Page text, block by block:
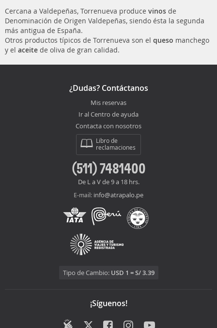
Cercana a Valdepeñas, Torrenueva produce vinos de
Denominación de Origen Valdepeñas, siendo ésta la segunda
más antigua de España.
Otros productos típicos de Torrenueva son el queso manchego
y el aceite de oliva de gran calidad.
¿Dudas? Contáctanos
Mis reservas
Ir al Centro de ayuda
Contacta con nosotros
Libro de
reclamaciones
(511) 7481400
De L a V de 9 a 18 hrs.
E-mail: info@atrapalo.pe
Tipo de Cambio: USD 1 = S/ 3.39
¡Síguenos!